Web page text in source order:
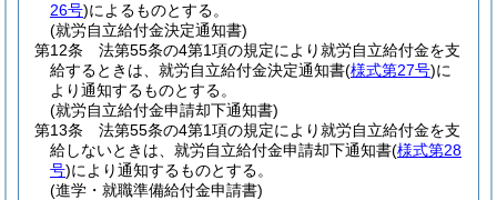
26号)によるものとする。
(就労自立給付金決定通知書)
第12条
法第55条の4第1項の規定により就労自立給付金を支
給するときは、就労自立給付金決定通知書(様式第27号)に
より通知するものとする。
(就労自立給付金申請却下通知書)
第13条
法第55条の4第1項の規定により就労自立給付金を支
給しないときは、就労自立給付金申請却下通知書(様式第28
号)により通知するものとする。
(進学・就職準備給付金申請書)